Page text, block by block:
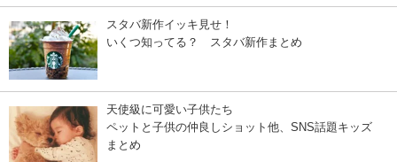
スタバ新作イッキ見せ！
いくつ知ってる？ スタバ新作まとめ
天使級に可愛い子供たち
ペットと子供の仲良しショット他、SNS話題キッズ
まとめ